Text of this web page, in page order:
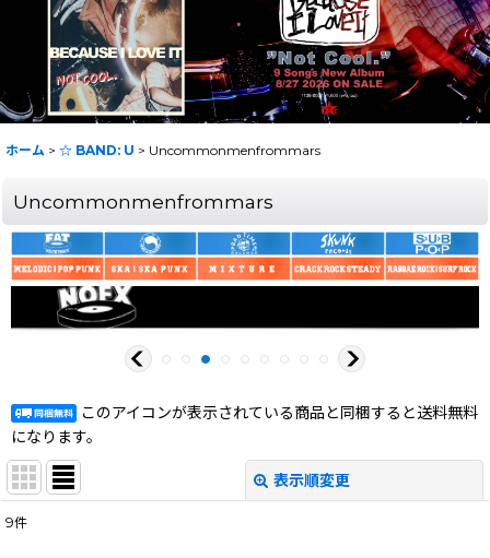
ホーム > ☆ BAND: U > Uncommonmenfrommars
Uncommonmenfrommars
このアイコンが表示されている商品と同梱すると送料無料
になります。
表示順変更
9件